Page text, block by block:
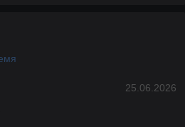
25.06.2026